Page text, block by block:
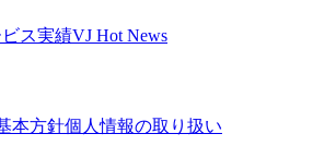
ス実績VJ Hot News
本方針個人情報の取り扱い